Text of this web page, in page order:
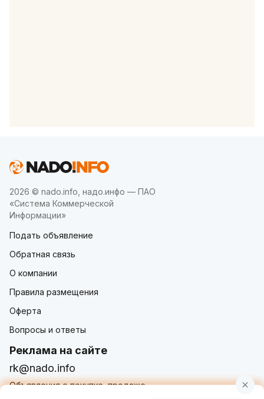
2026 © nado.info, надо.инфо — ПАО
«Система Коммерческой
Информации»
Подать объявление
Обратная связь
О компании
Правила размещения
Оферта
Вопросы и ответы
Реклама на сайте
rk@nado.info
Объявления о покупке, продаже,